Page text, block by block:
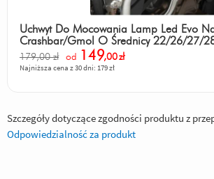
Uchwyt Do Mocowania Lamp Led Evo
Crashbar/Gmol O Średnicy 22/26/27/
Sw-Motech
179,00 zł od 149,00zł
Najniższa cena z 30 dni: 179 zł
Szczegóły dotyczące zgodności produktu z
Odpowiedzialność za produkt